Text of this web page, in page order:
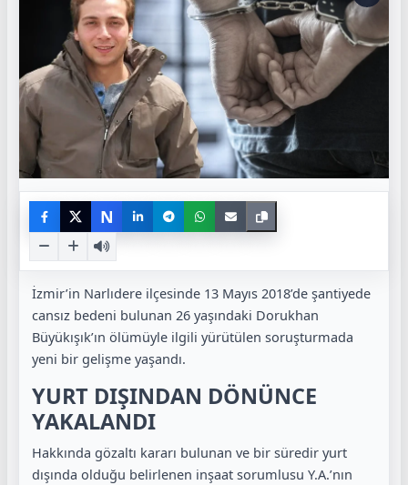
N
İzmir’in Narlıdere ilçesinde 13 Mayıs 2018’de şantiyede
cansız bedeni bulunan 26 yaşındaki Dorukhan
Büyükışık’ın ölümüyle ilgili yürütülen soruşturmada
yeni bir gelişme yaşandı.
YURT DIŞINDAN DÖNÜNCE
YAKALANDI
Hakkında gözaltı kararı bulunan ve bir süredir yurt
dışında olduğu belirlenen inşaat sorumlusu Y.A.’nın